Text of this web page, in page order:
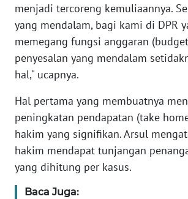
menjadi tercoreng kemuliaannya.
yang mendalam, bagi kami di DPR
memegang fungsi anggaran
penyesalan yang mendalam
hal," ucapnya.
Hal pertama yang membuatnya
peningkatan pendapatan (take
hakim yang signifikan. Arsul
hakim mendapat tunjangan
yang dihitung per kasus.
Baca Juga:
WN
SUMUT
WN
JAKARTA
WN
JABAR
WN
WN